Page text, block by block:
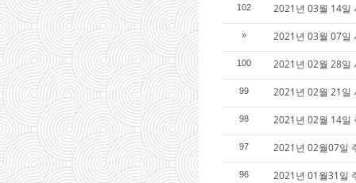
102 2021년 03월 14일
» 2021년 03월 07일
100 2021년 02월 28일
99 2021년 02월 21일
98 2021년 02월 14일
97 2021년 02월07일
96 2021년 01월31일